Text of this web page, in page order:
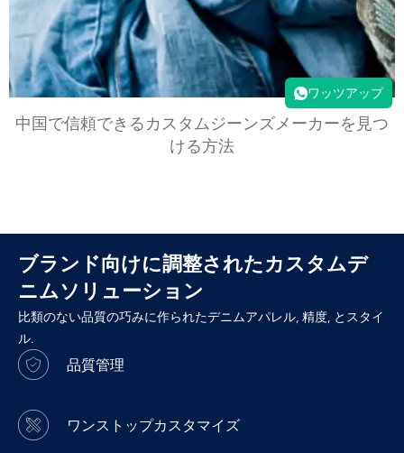
中国で信頼できるカスタムジーンズメーカーを見つ
ける方法
ブランド向けに調整されたカスタムデ
ニムソリューション
比類のない品質の巧みに作られたデニムアパレル, 精度, とスタイ
ル.
品質管理
ワンストップカスタマイズ
ワッツアップ